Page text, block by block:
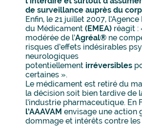
de surveillance auprès du
Enfin, le 21 juillet 2007,
du Médicament (EMEA)réagit :
modérée de l’Agréal®ne
risques d’effets indésirables
neurologiques
potentiellement irréversibles
certaines ».
Le médicament est retiré du
la décision soit bien tardive de
l’industrie pharmaceutique. En
l’AAAVAM envisage une action
dommage et intérêts contre les